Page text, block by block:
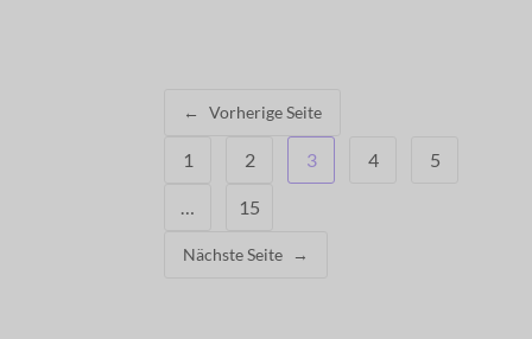
← Vorherige Seite
1 2 3 4 5
… 15
Nächste Seite →